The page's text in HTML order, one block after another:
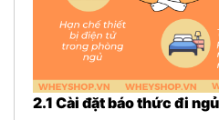
2.1 Cài đặt báo thức đi